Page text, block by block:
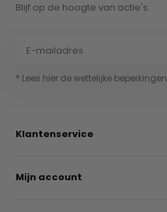
Blijf op de hoogte van actie's:
* Lees hier de wettelijke beperkingen
Klantenservice
Mijn account